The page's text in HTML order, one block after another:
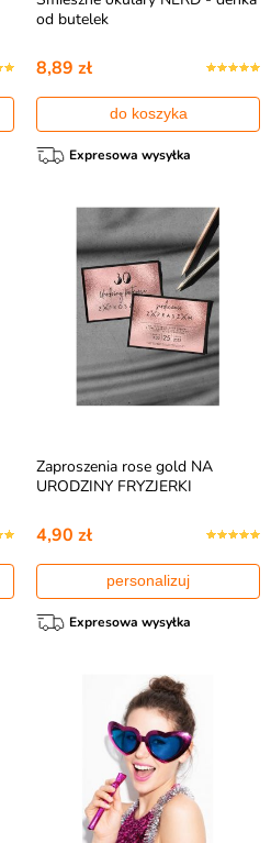
od butelek
8,89 zł
do koszyka
Expresowa wysyłka
Zaproszenia rose gold NA
URODZINY FRYZJERKI
4,90 zł
personalizuj
Expresowa wysyłka